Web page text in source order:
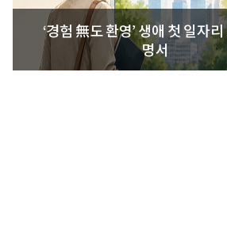
‘경험 無도 환영’ 생애 첫 일자리 도전 설
명서